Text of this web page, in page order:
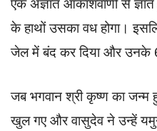
एक अज्ञात आकाशवाणी से
के हाथों उसका वध होगा।
जेल में बंद कर दिया और उनके 6
जब भगवान श्री कृष्ण का
खुल गए और वासुदेव ने उन्हें